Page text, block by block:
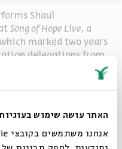
האתר עושה שימוש
Shaul
Song of Hope Live, a
marked two years
delegations from
own.
by Tuvia Shlonsky
an existing Russian